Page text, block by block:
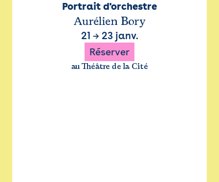
Portrait d'orchestre
Aurélien Bory
21 → 23 janv.
Réserver
au Théâtre de la Cité